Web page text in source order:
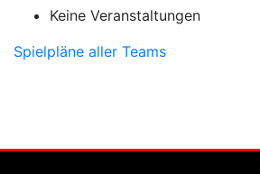
Keine Veranstaltungen
Spielpläne aller Teams